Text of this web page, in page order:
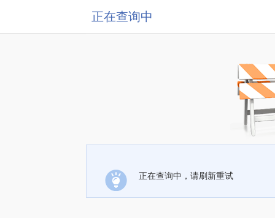
正在查询中
正在查询中，请刷新重试